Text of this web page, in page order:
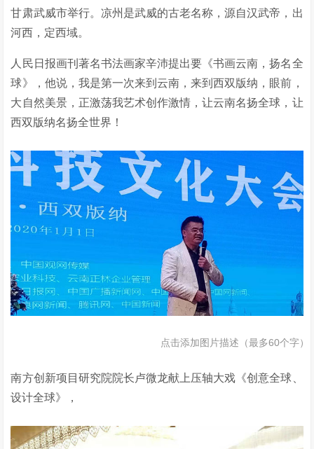
甘肃武威市举行。凉州是武威的古老名称，源自汉武帝，出
河西，定西域。
人民日报画刊著名书法画家辛沛提出要《书画云南，扬名全
球》，他说，我是第一次来到云南，来到西双版纳，眼前，
大自然美景，正激荡我艺术创作激情，让云南名扬全球，让
西双版纳名扬全世界！
点击添加图片描述（最多60个字）
南方创新项目研究院院长卢微龙献上压轴大戏《创意全球、
设计全球》，